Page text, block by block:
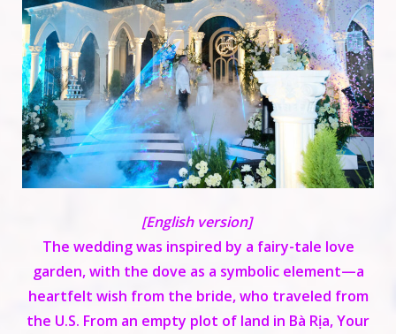
[English version]
The wedding was inspired by a fairy-tale love
garden, with the dove as a symbolic element—a
heartfelt wish from the bride, who traveled from
the U.S. From an empty plot of land in Bà Rịa, Your